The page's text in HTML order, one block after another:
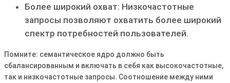
Более широкий охват: Низкочастотные
запросы позволяют охватить более широкий
спектр потребностей пользователей․
Помните: семантическое ядро должно быть
сбалансированным и включать в себя как высокочастотные,
так и низкочастотные запросы․ Соотношение между ними